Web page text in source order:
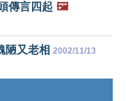
傳言四起 🖼️
陋又老相 2002/11/13